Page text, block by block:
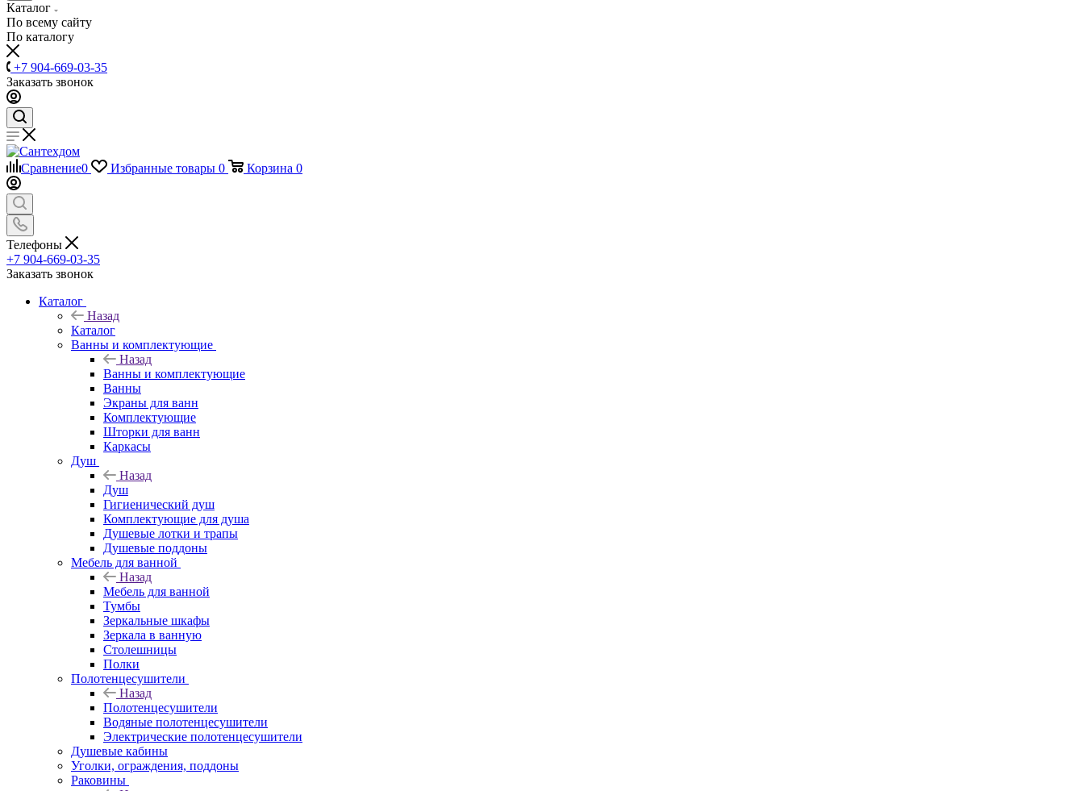
Каталог
По всему сайту
По каталогу
+7 904-669-03-35
Заказать звонок
Сравнение0 Избранные товары 0 Корзина 0
Телефоны
+7 904-669-03-35
Заказать звонок
Каталог
Назад
Каталог
Ванны и комплектующие
Назад
Ванны и комплектующие
Ванны
Экраны для ванн
Комплектующие
Шторки для ванн
Каркасы
Душ
Назад
Душ
Гигиенический душ
Комплектующие для душа
Душевые лотки и трапы
Душевые поддоны
Мебель для ванной
Назад
Мебель для ванной
Тумбы
Зеркальные шкафы
Зеркала в ванную
Столешницы
Полки
Полотенцесушители
Назад
Полотенцесушители
Водяные полотенцесушители
Электрические полотенцесушители
Душевые кабины
Уголки, ограждения, поддоны
Раковины